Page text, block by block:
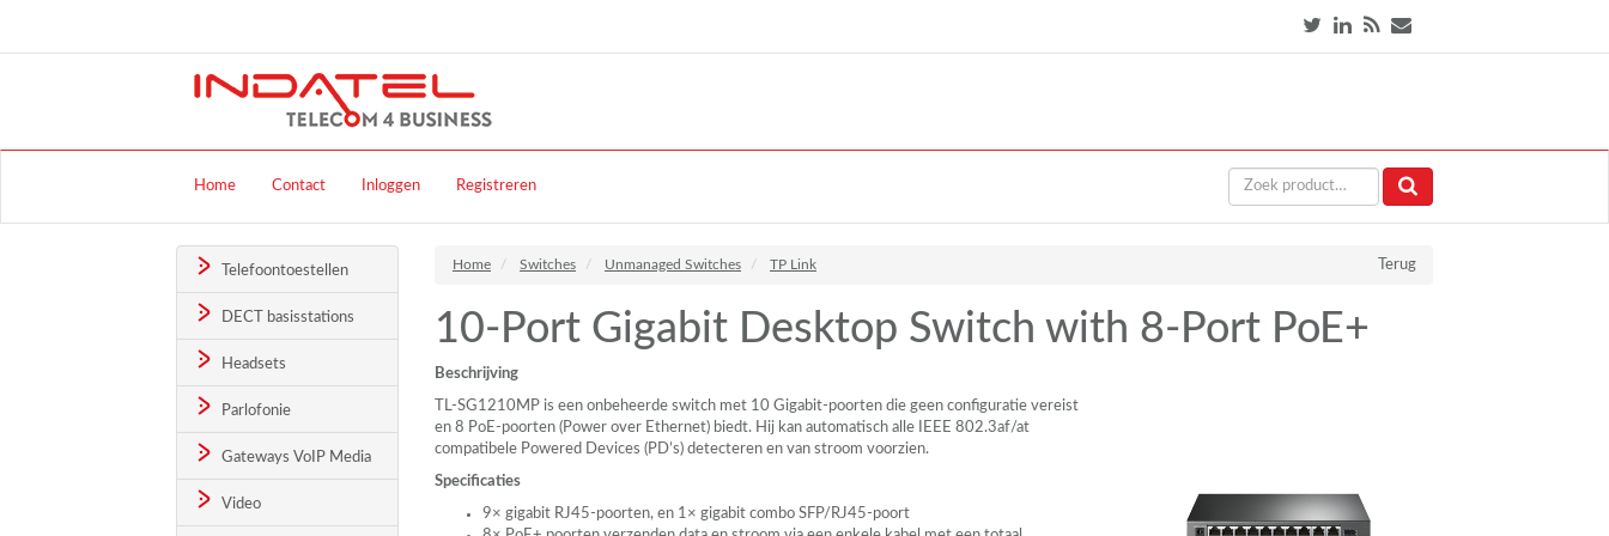
Home Contact Inloggen Registreren
Telefoontoestellen
DECT basisstations
Headsets
Parlofonie
Gateways VoIP Media
Video
Terug
Home Switches Unmanaged Switches TP Link
10-Port Gigabit Desktop Switch with 8-Port PoE+
Beschrijving
TL-SG1210MP is een onbeheerde switch met 10 Gigabit-poorten die geen configuratie vereist
en 8 PoE-poorten (Power over Ethernet) biedt. Hij kan automatisch alle
IEEE 802.3af/at
compatibele Powered Devices (PD’s) detecteren en van stroom voorzien.
Specificaties
9× gigabit RJ45-poorten, en 1× gigabit combo SFP/RJ45-poort